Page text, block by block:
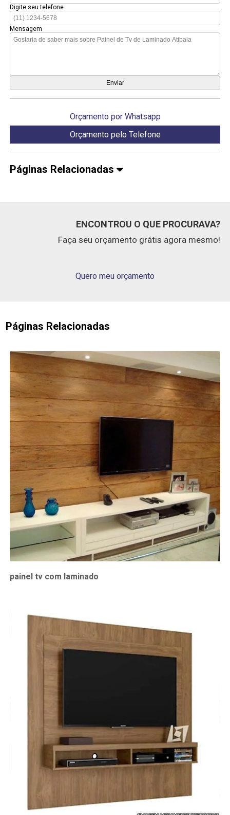
Digite seu telefone
Mensagem
Orçamento por Whatsapp
Orçamento pelo Telefone
Páginas Relacionadas
ENCONTROU O QUE PROCURAVA?
Faça seu orçamento grátis agora mesmo!
Quero meu orçamento
Páginas Relacionadas
painel tv com laminado